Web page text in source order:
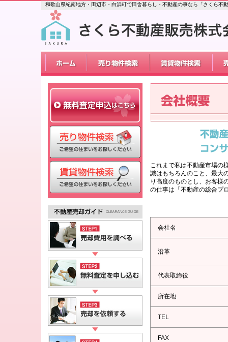
和歌山県紀南地方・田辺市・白浜町で田舎暮らし・不動産の事なら「さくら不
これまで私は不動産市場の
識はもちろんのこと、最大
り高度のものとし、お客様
の仕事は「不動産の総合プ
会社名
沿革
代表取締役
所在地
TEL
FAX